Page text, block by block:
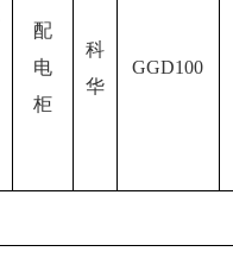
配
电
柜
科
华
GGD100